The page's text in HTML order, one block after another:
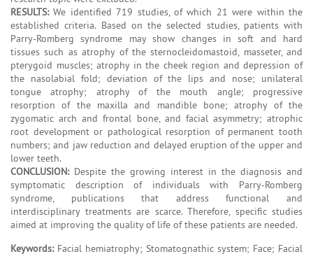
RESULTS:We identified 719 studies, of which 21 were within the
established criteria. Based on the selected studies, patients with
Parry-Romberg syndrome may show changes in soft and hard
tissues such as atrophy of the sternocleidomastoid, masseter, and
pterygoid muscles; atrophy in the cheek region and depression of
the nasolabial fold; deviation of the lips and nose; unilateral
tongue atrophy; atrophy of the mouth angle; progressive
resorption of the maxilla and mandible bone; atrophy of the
zygomatic arch and frontal bone, and facial asymmetry; atrophic
root development or pathological resorption of permanent tooth
numbers; and jaw reduction and delayed eruption of the upper and
lower teeth.
CONCLUSION:Despite the growing interest in the diagnosis and
symptomatic description of individuals with Parry-Romberg
syndrome, publications that address functional and
interdisciplinary treatments are scarce. Therefore, specific studies
aimed at improving the quality of life of these patients are needed.
Keywords:Facial hemiatrophy; Stomatognathic system; Face; Facial